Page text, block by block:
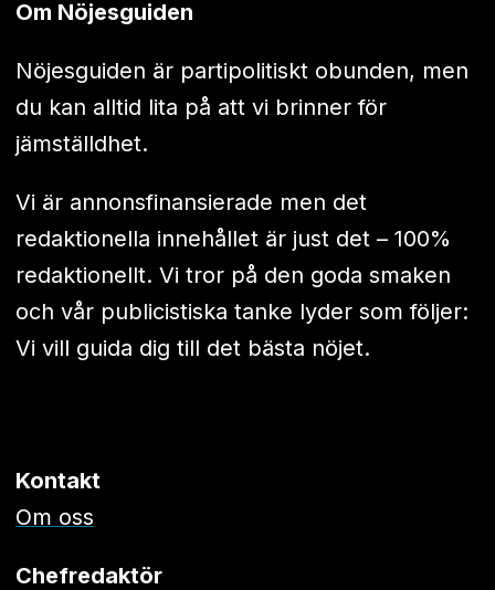
Om Nöjesguiden
Nöjesguiden är partipolitiskt obunden, men
du kan alltid lita på att vi brinner för
jämställdhet.
Vi är annonsfinansierade men det
redaktionella innehållet är just det – 100%
redaktionellt. Vi tror på den goda smaken
och vår publicistiska tanke lyder som följer:
Vi vill guida dig till det bästa nöjet.
Kontakt
Om oss
Chefredaktör